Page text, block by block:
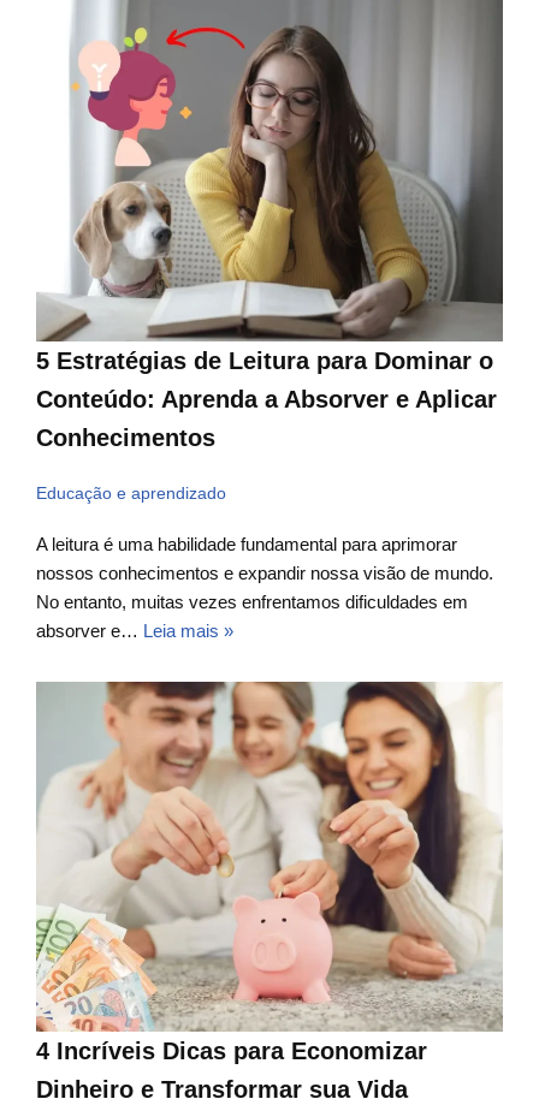
5 Estratégias de Leitura para Dominar o
Conteúdo: Aprenda a Absorver e Aplicar
Conhecimentos
Educação e aprendizado
A leitura é uma habilidade fundamental para aprimorar
nossos conhecimentos e expandir nossa visão de mundo.
No entanto, muitas vezes enfrentamos dificuldades em
absorver e… Leia mais »
4 Incríveis Dicas para Economizar
Dinheiro e Transformar sua Vida